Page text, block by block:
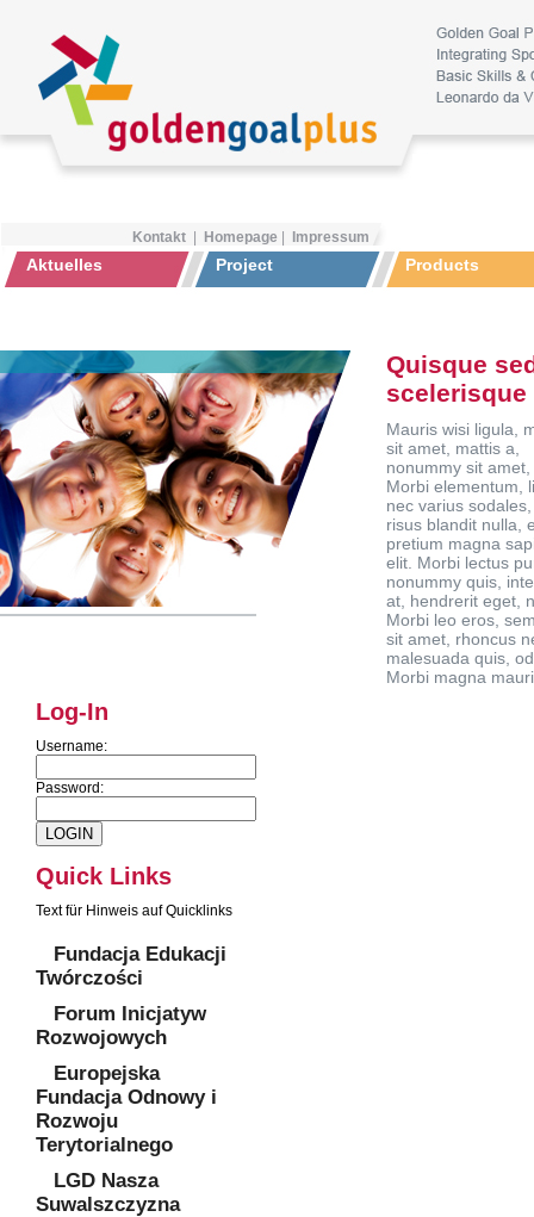
Kontakt Homepage Impressum
Aktuelles Project Products
Quisque
scelerisque
Mauris wisi ligula,
sit amet, mattis a,
nonummy sit amet,
Morbi elementum,
nec varius
risus blandit nulla,
pretium magna
elit. Morbi lectus
nonummy quis,
at, hendrerit eget,
Morbi leo eros,
sit amet, rhoncus
malesuada quis,
Morbi magna
Log-In
Username:
Password:
Quick Links
Text für Hinweis auf Quicklinks
Fundacja Edukacji
Twórczości
Forum Inicjatyw
Rozwojowych
Europejska
Fundacja Odnowy i
Rozwoju
Terytorialnego
LGD Nasza
Suwalszczyzna